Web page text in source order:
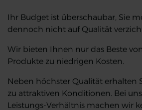
Ihr Budget ist überschaubar, Sie
dennoch nicht auf Qualität
Wir bieten Ihnen nur das Beste
Produkte zu niedrigen Kosten.
Neben höchster Qualität erhalten
zu attraktiven Konditionen. Bei
Leistungs-Verhältnis machen wir